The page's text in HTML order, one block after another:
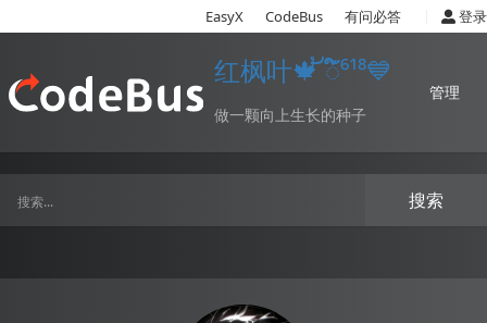
EasyX CodeBus 有问必答 登录
红枫叶🍁 ້ᮨ໌⁶¹⁸💙
做一颗向上生长的种子
管理
搜索